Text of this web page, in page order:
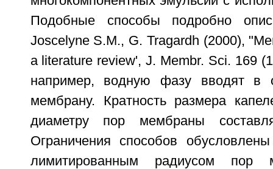
Подобные способы подробно
Joscelyne S.M., G. Tragardh (2000),
a literature review', J. Membr. Sci. 169
например, водную фазу вводят в
мембрану. Кратность размера
диаметру пор мембраны
Ограничения способов
лимитированным радиусом пор